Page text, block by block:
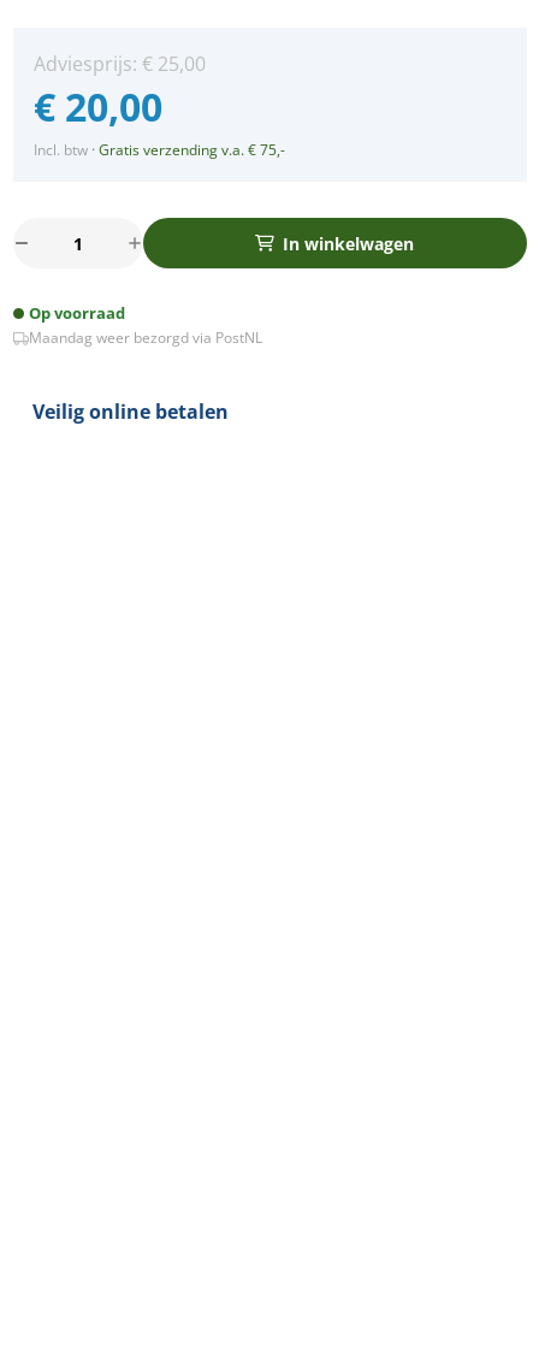
Adviesprijs: € 25,00
€ 20,00
Incl. btw ·Gratis verzending v.a. € 75,-
Opbouwframe
aantal
In winkelwagen
Op voorraad
Maandag weer bezorgd via PostNL
Veilig online betalen